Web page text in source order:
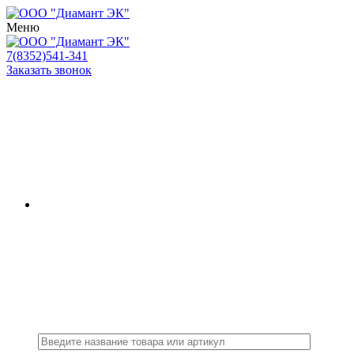
Меню
7(8352)541-341
Заказать звонок